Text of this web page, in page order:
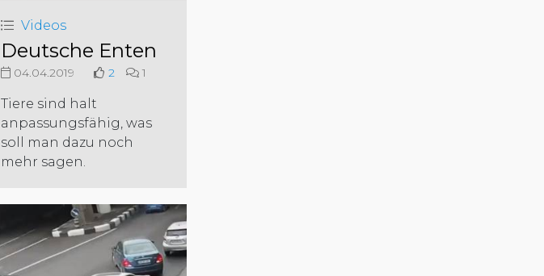
Videos
Deutsche Enten
04.04.2019 2 1
Tiere sind halt
anpassungsfähig, was
soll man dazu noch
mehr sagen.